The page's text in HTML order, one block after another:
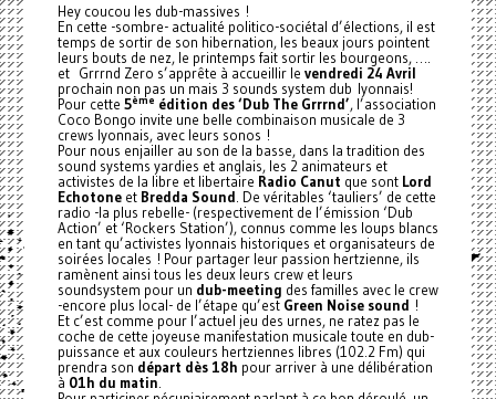
Hey coucou les dub-massives !
En cette -sombre- actualité politico-sociétal d’élections, il est
temps de sortir de son hibernation, les beaux jours pointent
leurs bouts de nez, le printemps fait sortir les bourgeons, ….
et Grrrnd Zero s’apprête à accueillir le vendredi 24 Avril
prochain non pas un mais 3 sounds system dub lyonnais!
Pour cette 5ème édition des ‘Dub The Grrrnd’, l’association
Coco Bongo invite une belle combinaison musicale de 3
crews lyonnais, avec leurs sonos !
Pour nous enjailler au son de la basse, dans la tradition des
sound systems yardies et anglais, les 2 animateurs et
activistes de la libre et libertaire Radio Canut que sont Lord
Echotone et Bredda Sound . De véritables ‘tauliers’ de cette
radio -la plus rebelle- (respectivement de l’émission ‘Dub
Action’ et ‘Rockers Station’), connus comme les loups blancs
en tant qu’activistes lyonnais historiques et organisateurs de
soirées locales ! Pour partager leur passion hertzienne, ils
ramènent ainsi tous les deux leurs crew et leurs
soundsystem pour un dub-meeting des familles avec le crew
-encore plus local- de l’étape qu’est Green Noise sound !
Et c’est comme pour l’actuel jeu des urnes, ne ratez pas le
coche de cette joyeuse manifestation musicale toute en dub-
puissance et aux couleurs hertziennes libres (102.2 Fm) qui
prendra son départ dès 18h pour arriver à une délibération
à 01h du matin